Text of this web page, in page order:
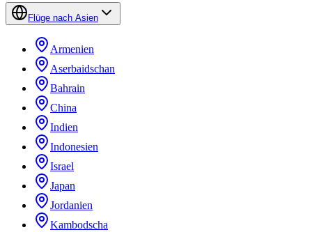
Flüge nach Asien
Armenien
Aserbaidschan
Bahrain
China
Indien
Indonesien
Israel
Japan
Jordanien
Kambodscha